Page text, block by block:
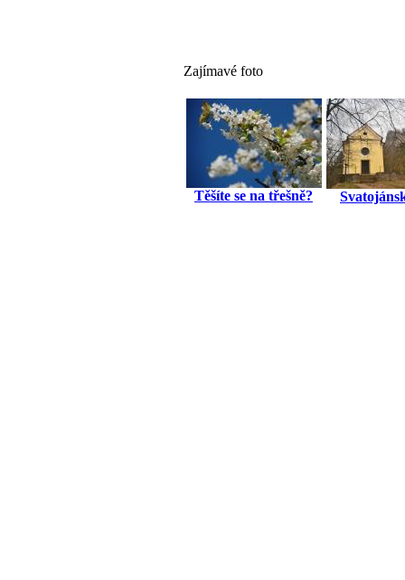
Zajímavé foto
Těšíte se na třešně?